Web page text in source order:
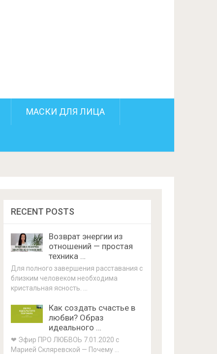
МАСКИ ДЛЯ ЛИЦА
RECENT POSTS
Возврат энергии из
отношений — простая
техника …
Для полного завершения расставания с
близким человеком необходима
кристальная ясность. …
Как создать счастье в
любви? Образ
идеального …
❤ Эфир ПРО ЛЮБВОЬ 7.01.2020 с
Марией Скляревской — Почему …